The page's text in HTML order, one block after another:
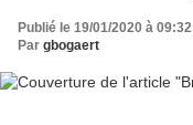
Publié le 19/01/2020 à 09:32
Par gbogaert